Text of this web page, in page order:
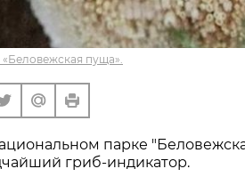
пуща».
парке
гриб-индикатор.